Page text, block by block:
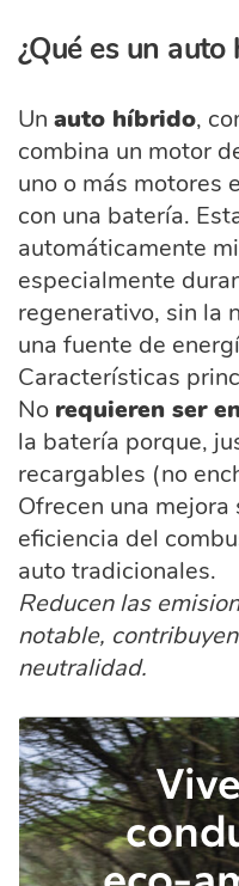
¿Qué es un auto
Un auto híbrido,
combina un motor
uno o más motores
con una batería.
automáticamente
especialmente
regenerativo, sin la
una fuente de
Características
No requieren ser
la batería porque,
recargables (no
Ofrecen una
eficiencia del
auto tradicionales.
Reducen las
notable,
neutralidad.